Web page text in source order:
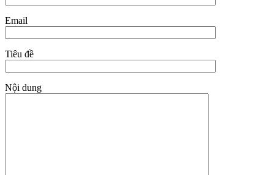
Email
Tiêu đề
Nội dung